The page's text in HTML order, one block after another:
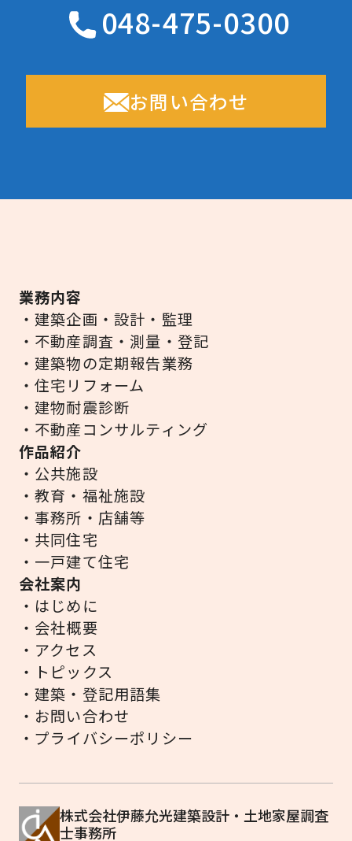
048-475-0300
お問い合わせ
業務内容
・建築企画・設計・監理
・不動産調査・測量・登記
・建築物の定期報告業務
・住宅リフォーム
・建物耐震診断
・不動産コンサルティング
作品紹介
・公共施設
・教育・福祉施設
・事務所・店舗等
・共同住宅
・一戸建て住宅
会社案内
・はじめに
・会社概要
・アクセス
・トピックス
・建築・登記用語集
・お問い合わせ
・プライバシーポリシー
株式会社伊藤允光建築設計・土地家屋調査
士事務所